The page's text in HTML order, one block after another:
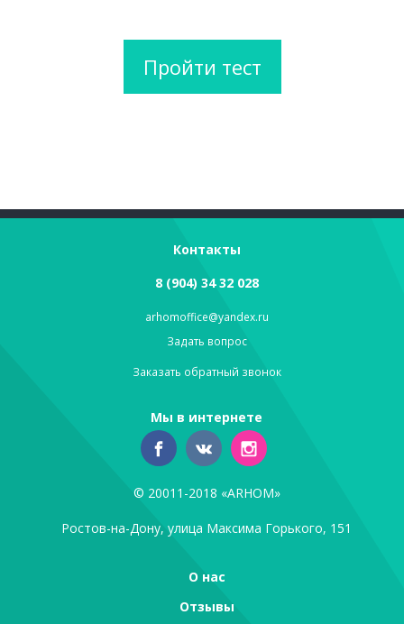
Пройти тест
Контакты
8 (904) 34 32 028
arhomoffice@yandex.ru
Задать вопрос
Заказать обратный звонок
Мы в интернете
© 20011-2018 «ARHOM»
Ростов-на-Дону, улица Максима Горького, 151
О нас
Отзывы